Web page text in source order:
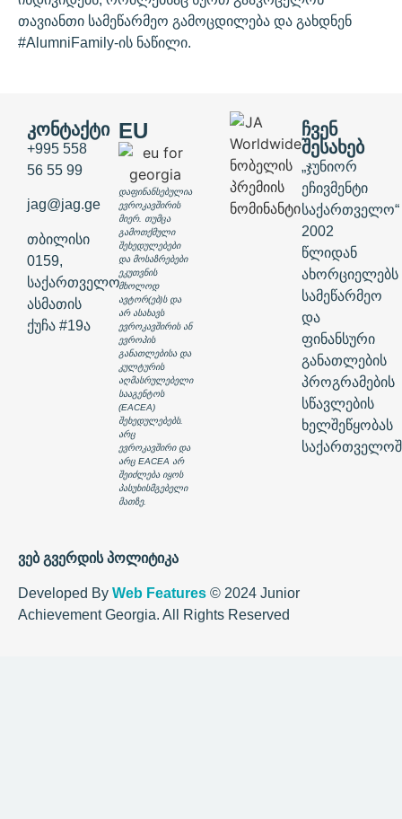
თავიანთი სამეწარმეო გამოცდილება და გახდნენ
#AlumniFamily-ის ნაწილი.
ᲙᲝᲜᲢᲐᲥᲢᲘ
+995 558
56 55 99
jag@jag.ge
თბილისი
0159,
საქართველო
ასმათის
ქუჩა #19ა
EU
დაფინანსებულია
ევროკავშირის
მიერ. თუმცა
გამოთქმული
შეხედულებები
და მოსაზრებები
ეკუთვნის
მხოლოდ
ავტორ(ებ)ს და
არ ასახავს
ევროკავშირის ან
ევროპის
განათლებისა და
კულტურის
აღმასრულებელი
სააგენტოს
(EACEA)
შეხედულებებს.
არც
ევროკავშირი და
არც EACEA არ
შეიძლება იყოს
პასუხისმგებელი
მათზე.
ᲩᲕᲔᲜ
ᲨᲔᲡᲐᲮᲔᲑ
„ჯუნიორ
ეჩივმენტი
საქართველო“
2002
წლიდან
ახორციელებს
სამეწარმეო
და
ფინანსური
განათლების
პროგრამების
სწავლების
ხელშეწყობას
ვებ გვერდის პოლიტიკა
Developed By Web Features © 2024 Junior
Achievement Georgia. All Rights Reserved